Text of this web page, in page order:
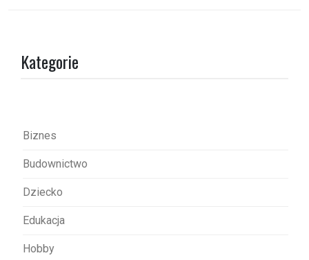
Kategorie
Biznes
Budownictwo
Dziecko
Edukacja
Hobby